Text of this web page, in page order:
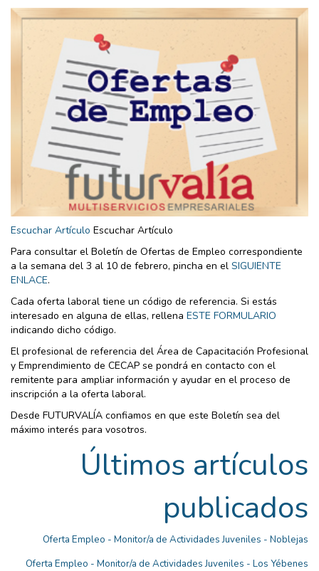
Escuchar Artículo Escuchar Artículo
Para consultar el Boletín de Ofertas de Empleo correspondiente
a la semana del 3 al 10 de febrero, pincha en el SIGUIENTE
ENLACE.
Cada oferta laboral tiene un código de referencia. Si estás
interesado en alguna de ellas, rellena ESTE FORMULARIO
indicando dicho código.
El profesional de referencia del Área de Capacitación Profesional
y Emprendimiento de CECAP se pondrá en contacto con el
remitente para ampliar información y ayudar en el proceso de
inscripción a la oferta laboral.
Desde FUTURVALÍA confiamos en que este Boletín sea del
máximo interés para vosotros.
Últimos artículos
publicados
Oferta Empleo - Monitor/a de Actividades Juveniles - Noblejas
Oferta Empleo - Monitor/a de Actividades Juveniles - Los Yébenes